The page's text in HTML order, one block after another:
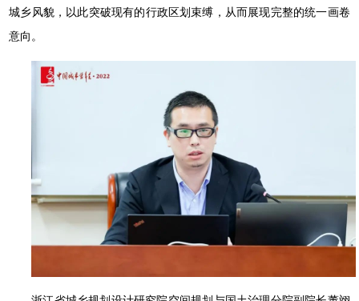
城乡风貌，以此突破现有的行政区划束缚，从而展现完整的统一画卷
意向。